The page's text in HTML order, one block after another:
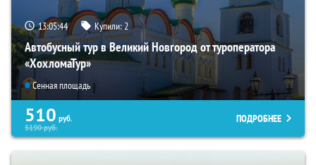
13:05:43 Купили:2
Автобусный тур в Великий Новгород от туроператора
«ХохломаТур»
Сенная площадь
510 руб.
5190руб.
ПОДРОБНЕЕ